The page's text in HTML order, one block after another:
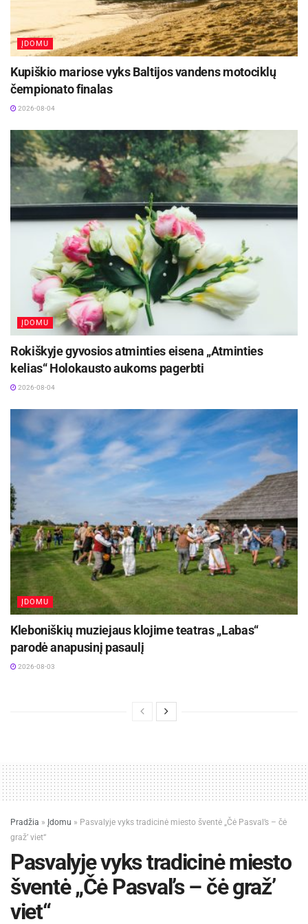
ĮDOMU
Kupiškio mariose vyks Baltijos vandens motociklų
čempionato finalas
2026-08-04
ĮDOMU
Rokiškyje gyvosios atminties eisena „Atminties
kelias“ Holokausto aukoms pagerbti
2026-08-04
ĮDOMU
Kleboniškių muziejaus klojime teatras „Labas“
parodė anapusinį pasaulį
2026-08-03
Pradžia » Įdomu » Pasvalyje vyks tradicinė miesto šventė „Čė Pasval’s – čė
graž’ viet“
Pasvalyje vyks tradicinė miesto
šventė „Čė Pasval’s – čė graž’
viet“